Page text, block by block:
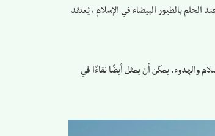
الحلم بالطيور البيضاء في الإسلام ، يُعتقد
والهدوء. يمكن أن يمثل أيضًا نقاءًا في